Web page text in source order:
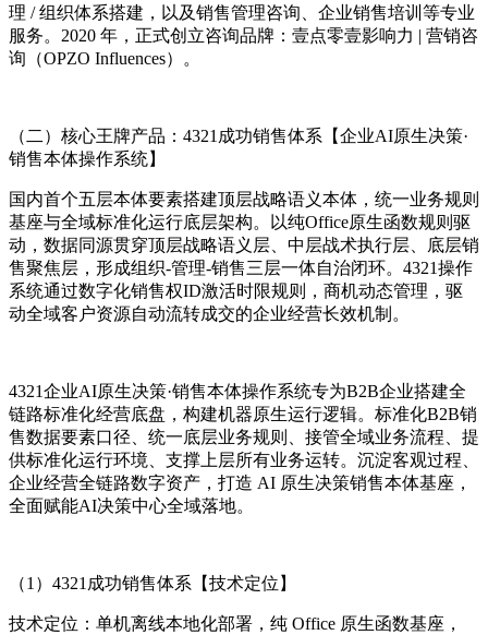
理 / 组织体系搭建，以及销售管理咨询、企业销售培训等专业
服务。2020 年，正式创立咨询品牌：壹点零壹影响力 | 营销咨
询（OPZO Influences）。
（二） 核心王牌产品： 4321成功销售体系【企业AI原生决策·
销售本体操作系统】
国内首个五层本体要素搭建顶层战略语义本体，统一业务规则
基座与全域标准化运行底层架构。以纯Office原生函数规则驱
动，数据同源贯穿顶层战略语义层、中层战术执行层、底层销
售聚焦层，形成组织-管理-销售三层一体自治闭环。 4321操作
系统通过数字化销售权ID激活时限规则，商机动态管理，驱
动全域客户资源自动流转成交的企业经营长效机制。
4321企业AI原生决策·销售本体操作系统专为B2B企业搭建全
链路标准化经营底盘，构建机器原生运行逻辑。标准化B2B销
售数据要素口径、统一底层业务规则、接管全域业务流程、提
供标准化运行环境、支撑上层所有业务运转。 沉淀客观过程、
企业经营全链路数字资产，打造 AI 原生决策销售本体基座，
全面赋能AI决策中心全域落地。
（1）4321成功销售体系【技术定位】
技术定位：单机离线本地化部署，纯 Office 原生函数基座，